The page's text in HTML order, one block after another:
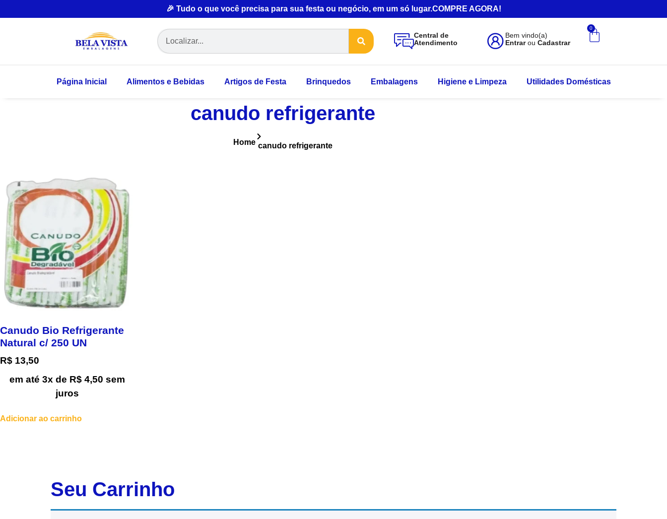
🎉 Tudo o que você precisa para sua festa ou negócio, em um só lugar.COMPRE AGORA!
Central de
Atendimento
Bem vindo(a)
EntrarouCadastrar
0
Página Inicial Alimentos e Bebidas Artigos de Festa Brinquedos Embalagens Higiene e Limpeza Utilidades Domésticas
canudo refrigerante
Home canudo refrigerante
Canudo Bio Refrigerante
Natural c/ 250 UN
R$ 13,50
em até 3x de R$4,50 sem
juros
Adicionar ao carrinho
Seu Carrinho